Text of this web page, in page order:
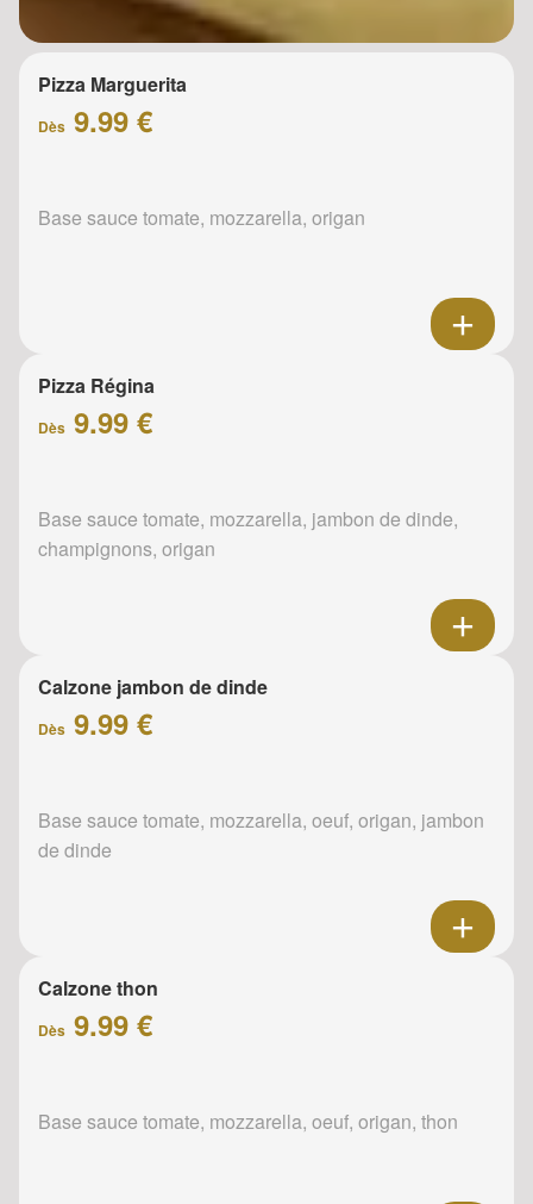
Pizza Marguerita
Dès 9.99 €
Base sauce tomate, mozzarella, origan
Pizza Régina
Dès 9.99 €
Base sauce tomate, mozzarella, jambon de dinde,
champignons, origan
Calzone jambon de dinde
Dès 9.99 €
Base sauce tomate, mozzarella, oeuf, origan, jambon
de dinde
Calzone thon
Dès 9.99 €
Base sauce tomate, mozzarella, oeuf, origan, thon